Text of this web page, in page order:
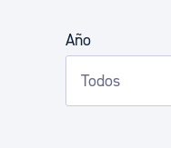
Año